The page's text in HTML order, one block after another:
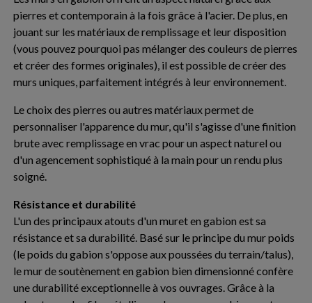
pierres et contemporain à la fois grâce à l'acier. De plus, en
jouant sur les matériaux de remplissage et leur disposition
(vous pouvez pourquoi pas mélanger des couleurs de pierres
et créer des formes originales), il est possible de créer des
murs uniques, parfaitement intégrés à leur environnement.
Le choix des pierres ou autres matériaux permet de
personnaliser l'apparence du mur, qu'il s'agisse d'une finition
brute avec remplissage en vrac pour un aspect naturel ou
d'un agencement sophistiqué à la main pour un rendu plus
soigné.
Résistance et durabilité
L'un des principaux atouts d'un muret en gabion est sa
résistance et sa durabilité. Basé sur le principe du mur poids
(le poids du gabion s'oppose aux poussées du terrain/talus),
le mur de soutènement en gabion bien dimensionné confère
une durabilité exceptionnelle à vos ouvrages. Grâce à la